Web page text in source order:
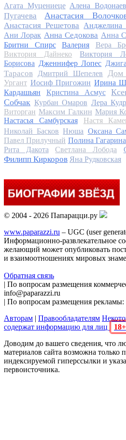
Агата Муцениеце Алена
Пугачева
Анастасия
Анастасия Решетова
Ани Лорак Анна Седокова Анна
Бритни Спирс
Валерия Вера
Виктория Дайнеко Виктория
Борисова Дженнифер Лопес
Тарасов
Дмитрий Шепелев
Ургант Иосиф Пригожин Ирина
Кардашьян
Кристина Асмус
Собчак Курбан Омаров Лера
Виторган Максим Галкин Мария
Настасья Самбурская
Настя
Николай Басков Нюша Оксана
Павел Прилучный Полина Гагарина
Рита Дакота
Светлана Лобода
Филипп Киркоров Яна Рудковская
© 2004 - 2026 Папарацци.ру
www.paparazzi.ru – UGC (user
Информационно-развлекательное
желающий может опубликовать
и взаимоотношениях мировых
Обратная связь
| По вопросам размещения
info@paparazzi.ru
| По вопросам размещения рекламы:
Авторам | Правообладателям
содержат информацию для лиц
18+
Доводим до вашего сведения, что
материалов сайта возможна только
индексируемой гиперссылки и
первоисточника.